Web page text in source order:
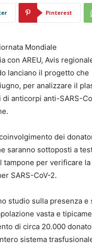
Pinterest
Mondiale
con AREU, Avis
lanciano il progetto che
per analizzare il
anticorpi anti-SARS-
dei
saranno sottoposti a
tampone per verificare la
SARS-CoV-2.
studio sulla presenza e
vasta e
di circa 20.000
sistema